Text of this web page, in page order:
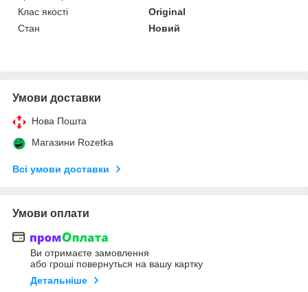
Клас якості
Original
Стан
Новий
Умови доставки
Нова Пошта
Магазини Rozetka
Всі умови доставки
Умови оплати
Ви отримаєте замовлення
або гроші повернуться на вашу картку
Детальніше